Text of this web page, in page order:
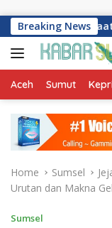
Breaking News
Manfaatkan AI
Aceh Sumut Kepri
Home Sumsel
Urutan dan Makna
Sumsel